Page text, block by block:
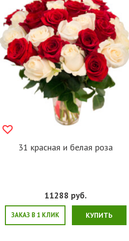
31 красная и белая роза
11288 руб.
ЗАКАЗ В 1 КЛИК КУПИТЬ